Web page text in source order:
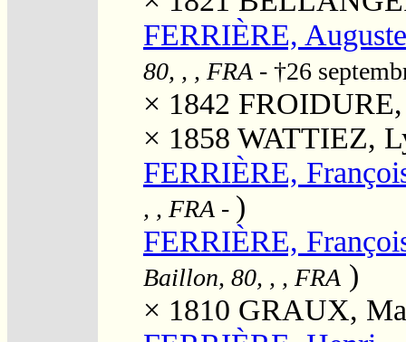
FERRIÈRE, Auguste
80, , , FRA - †26
× 1842
× 1858 WATTIEZ,
FERRIÈRE,
, , FRA - )
FERRIÈRE,
Baillon, 80, , , FRA )
× 1810 GRAUX,